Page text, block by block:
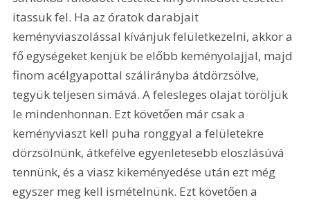
itassuk fel. Ha az óratok darabjait
keményviaszolással kívánjuk felületkezelni, akkor a
fő egységeket kenjük be előbb keményolajjal, majd
finom acélgyapottal szálirányba átdörzsölve,
tegyük teljesen simává. A felesleges olajat töröljük
le mindenhonnan. Ezt követően már csak a
keményviaszt kell puha ronggyal a felületekre
dörzsölnünk, átkefélve egyenletesebb eloszlásúvá
tennünk, és a viasz kikeményedése után ezt még
egyszer meg kell ismételnünk. Ezt követően a